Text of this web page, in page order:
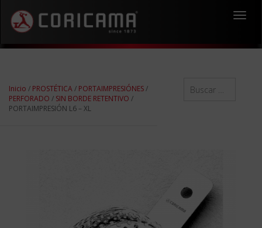
Inicio / PROSTÉTICA/ PORTAIMPRESIÓNES/
PERFORADO / SIN BORDE RETENTIVO /
PORTAIMPRESIÓN L6 – XL